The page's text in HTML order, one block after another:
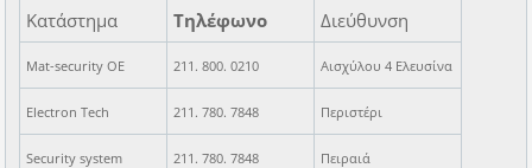
Κατάστημα
Τηλέφωνο Διεύθυνση
Mat-security OE 211. 800. 0210 Αισχύλου 4 Ελευσίνα
Electron Tech 211. 780. 7848 Περιστέρι
Security system 211. 780. 7848 Πειραιά